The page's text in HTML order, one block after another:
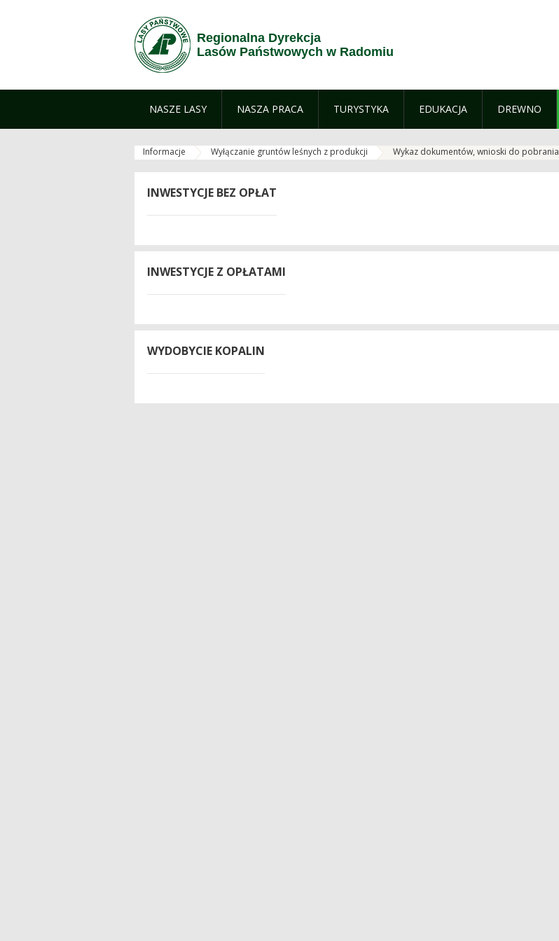
Regionalna Dyrekcja
Lasów Państwowych w Radomiu
NASZE LASY NASZA PRACA TURYSTYKA EDUKACJA DREWNO
Informacje Wyłączanie gruntów leśnych z produkcji Wykaz dokumentów, wnioski do pobrania
INWESTYCJE BEZ OPŁAT
INWESTYCJE Z OPŁATAMI
WYDOBYCIE KOPALIN